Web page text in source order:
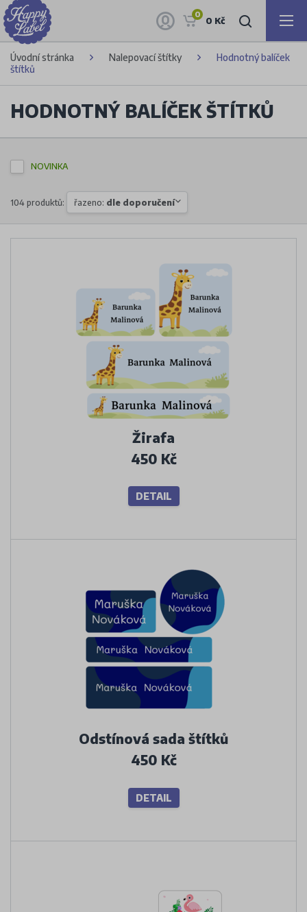
0
0 Kč
Úvodní stránka Nalepovací štítky
Hodnotný balíček
štítků
HODNOTNÝ BALÍČEK ŠTÍTKŮ
NOVINKA
104 produktů: řazeno: dle doporučení
Žirafa
450 Kč
DETAIL
Odstínová sada štítků
450 Kč
DETAIL